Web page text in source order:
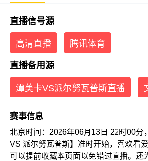
直播信号源
高清直播 腾讯体育
直播备用源
潭美卡VS派尔努瓦普斯直播
赛事信息
北京时间：2026年06月13日 22时00分
VS 派尔努瓦普斯】准时开始，喜欢看
可以提前收藏本页面以免错过直播。还